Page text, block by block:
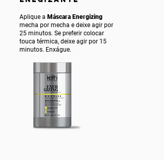
Aplique a Máscara Energizing
mecha por mecha e deixe agir por
25 minutos. Se preferir colocar
touca térmica, deixe agir por 15
minutos. Enxágue.